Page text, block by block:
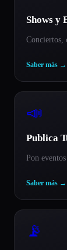
Shows y
Conciertos,
Saber más →
📣
Publica
Pon
Saber más →
📡